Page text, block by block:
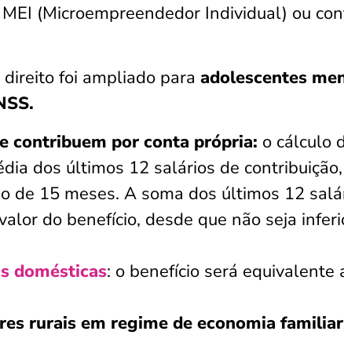
(Microempreendedor Individual) ou
foi ampliado para adolescentes
contribuem por conta própria: o cálculo
dos últimos 12 salários de
de 15 meses. A soma dos últimos 12
do benefício, desde que não seja
domésticas: o benefício será equivalente
rurais em regime de economia